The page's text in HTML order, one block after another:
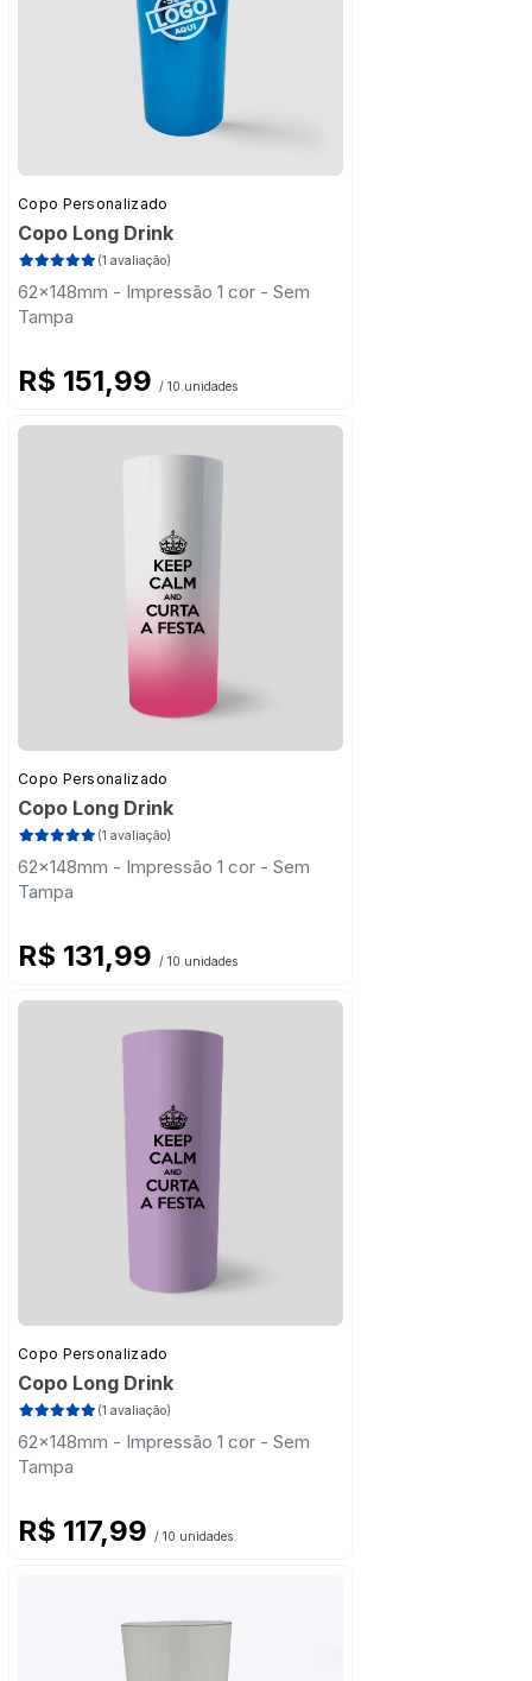
Copo Personalizado
Copo Long Drink
(1 avaliação)
62x148mm - Impressão 1 cor - Sem
Tampa
R$ 151,99 / 10 unidades
Copo Personalizado
Copo Long Drink
(1 avaliação)
62x148mm - Impressão 1 cor - Sem
Tampa
R$ 131,99 / 10 unidades
Copo Personalizado
Copo Long Drink
(1 avaliação)
62x148mm - Impressão 1 cor - Sem
Tampa
R$ 117,99 / 10 unidades